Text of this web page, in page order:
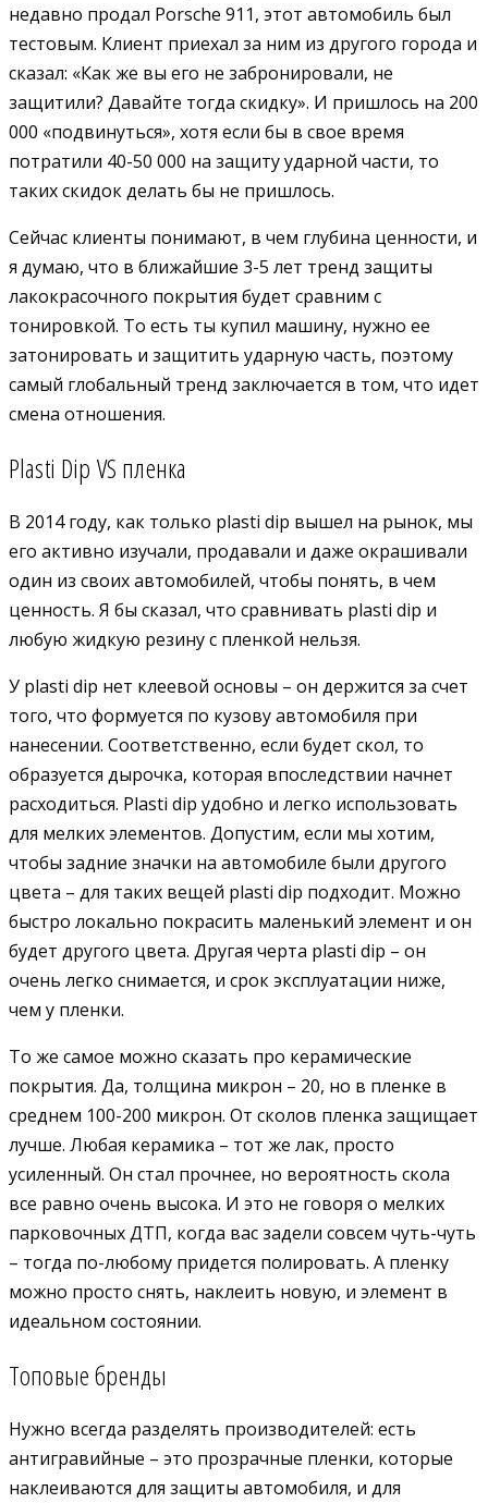
недавно продал Porsche 911, этот автомобиль был
тестовым. Клиент приехал за ним из другого города и
сказал: «Как же вы его не забронировали, не
защитили? Давайте тогда скидку». И пришлось на 200
000 «подвинуться», хотя если бы в свое время
потратили 40-50 000 на защиту ударной части, то
таких скидок делать бы не пришлось.
Сейчас клиенты понимают, в чем глубина ценности, и
я думаю, что в ближайшие 3-5 лет тренд защиты
лакокрасочного покрытия будет сравним с
тонировкой. То есть ты купил машину, нужно ее
затонировать и защитить ударную часть, поэтому
самый глобальный тренд заключается в том, что идет
смена отношения.
Plasti Dip VS пленка
В 2014 году, как только plasti dip вышел на рынок, мы
его активно изучали, продавали и даже окрашивали
один из своих автомобилей, чтобы понять, в чем
ценность. Я бы сказал, что сравнивать plasti dip и
любую жидкую резину с пленкой нельзя.
У plasti dip нет клеевой основы – он держится за счет
того, что формуется по кузову автомобиля при
нанесении. Соответственно, если будет скол, то
образуется дырочка, которая впоследствии начнет
расходиться. Plasti dip удобно и легко использовать
для мелких элементов. Допустим, если мы хотим,
чтобы задние значки на автомобиле были другого
цвета – для таких вещей plasti dip подходит. Можно
быстро локально покрасить маленький элемент и он
будет другого цвета. Другая черта plasti dip – он
очень легко снимается, и срок эксплуатации ниже,
чем у пленки.
То же самое можно сказать про керамические
покрытия. Да, толщина микрон – 20, но в пленке в
среднем 100-200 микрон. От сколов пленка защищает
лучше. Любая керамика – тот же лак, просто
усиленный. Он стал прочнее, но вероятность скола
все равно очень высока. И это не говоря о мелких
парковочных ДТП, когда вас задели совсем чуть-чуть
– тогда по-любому придется полировать. А пленку
можно просто снять, наклеить новую, и элемент в
идеальном состоянии.
Топовые бренды
Нужно всегда разделять производителей: есть
антигравийные – это прозрачные пленки, которые
наклеиваются для защиты автомобиля, и для